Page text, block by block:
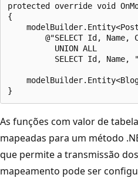
protected override void
{
@"SELECT Id, Name,
          UNION ALL
SELECT Id, Name,
As funções com valor de
mapeadas para um método
que permite a transmissão
mapeamento pode ser